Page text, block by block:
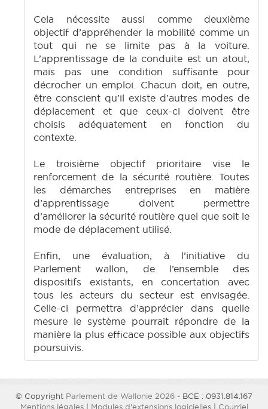
Cela nécessite aussi comme deuxième
objectif d’appréhender la mobilité comme un
tout qui ne se limite pas à la voiture.
L’apprentissage de la conduite est un atout,
mais pas une condition suffisante pour
décrocher un emploi. Chacun doit, en outre,
être conscient qu’il existe d’autres modes de
déplacement et que ceux-ci doivent être
choisis adéquatement en fonction du
contexte.
Le troisième objectif prioritaire vise le
renforcement de la sécurité routière. Toutes
les démarches entreprises en matière
d’apprentissage doivent permettre
d’améliorer la sécurité routière quel que soit le
mode de déplacement utilisé.
Enfin, une évaluation, à l’initiative du
Parlement wallon, de l’ensemble des
dispositifs existants, en concertation avec
tous les acteurs du secteur est envisagée.
Celle-ci permettra d’apprécier dans quelle
mesure le système pourrait répondre de la
manière la plus efficace possible aux objectifs
poursuivis.
© Copyright Parlement de Wallonie 2026 - BCE : 0931.814.167
Mentions légales| Modules d'extensions logicielles| Courriel